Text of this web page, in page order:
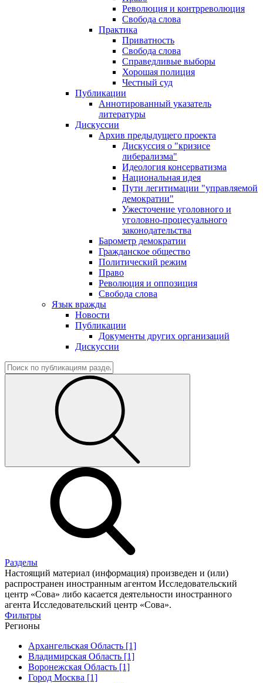
Революция и контрреволюция
Свобода слова
Практика
Приватность
Свобода слова
Справедливые выборы
Хорошая полиция
Честный суд
Публикации
Аннотированный указатель
литературы
Дискуссии
Архив предыдущего проекта
Дискуссия о "кризисе
либерализма"
Идеология консерватизма
Национальная идея
Пути легитимации "управляемой
демократии"
Ужесточение уголовного и
уголовно-процесуального
законодательства
Барометр демократии
Гражданское общество
Политический режим
Право
Революция и оппозиция
Свобода слова
Язык вражды
Новости
Публикации
Документы других организаций
Дискуссии
Разделы
Настоящий материал (информация) произведен и (или)
распространен иностранным агентом Исследовательский
центр «Сова» либо касается деятельности иностранного
агента Исследовательский центр «Сова».
Фильтры
Регионы
Архангельская Область [1]
Владимирская Область [1]
Воронежская Область [1]
Город Москва [1]